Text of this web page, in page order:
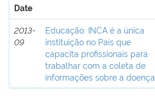
Date
2013-
09
Educação: INCA é a única
instituição no País que
capacita profissionais para
trabalhar com a coleta de
informações sobre a doença